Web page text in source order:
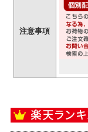
注意事項